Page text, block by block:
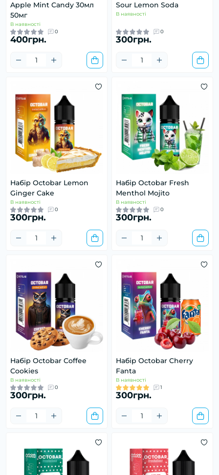
Apple Mint Candy 30мл
50мг
В наявності
0
400грн.
Sour Lemon Soda
В наявності
0
300грн.
Набір Octobar Lemon
Ginger Cake
В наявності
0
300грн.
Набір Octobar Fresh
Menthol Mojito
В наявності
0
300грн.
Набір Octobar Coffee
Cookies
В наявності
0
300грн.
Набір Octobar Cherry
Fanta
В наявності
1
300грн.